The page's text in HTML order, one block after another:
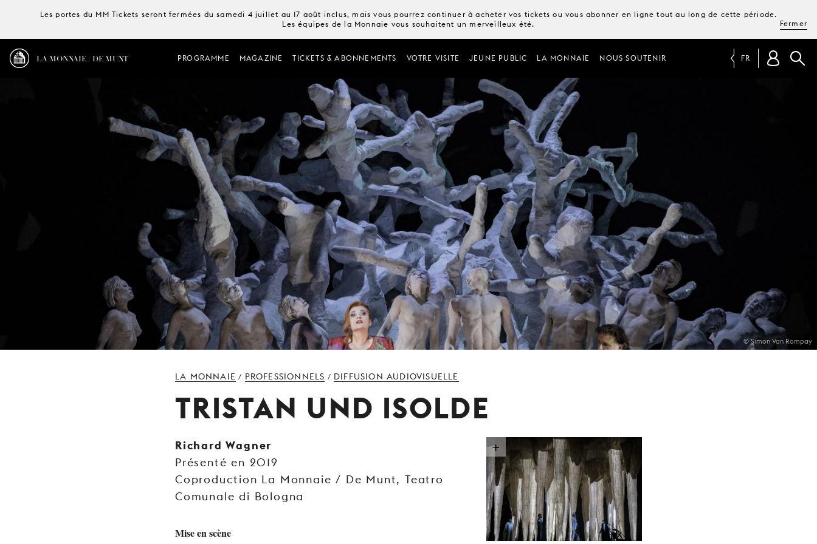
Les portes du MM Tickets seront fermées du samedi 4 juillet au 17 août inclus, mais vous pourrez continuer à acheter vos tickets ou vous abonner en ligne tout au long de cette période.
Les équipes de la Monnaie vous souhaitent un merveilleux été.
Fermer
LA MONNAIE / DE MUNT PROGRAMME MAGAZINE TICKETS & ABONNEMENTS VOTRE VISITE JEUNE PUBLIC LA MONNAIE NOUS SOUTENIR FR
© Simon Van Rompay
LA MONNAIE / PROFESSIONNELS / DIFFUSION AUDIOVISUELLE
TRISTAN UND ISOLDE
Richard Wagner
Présenté en 2019
Coproduction La Monnaie / De Munt, Teatro
Comunale di Bologna
Mise en scène